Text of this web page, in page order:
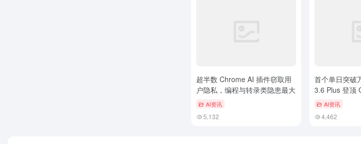
超半数 Chrome AI 插件窃取用
户隐私，编程与转录类隐患最大
AI资讯
5,132
首个单日突破
3.6 Plus 登顶
球模型调用榜首
AI资讯
4,462